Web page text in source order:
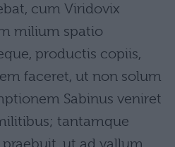
cum Viridovix
milium spatio
productis copiis,
faceret, ut non solum
Sabinus veniret
tantamque